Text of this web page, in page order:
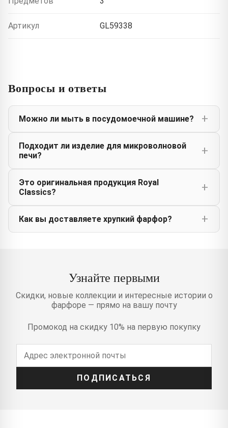
Артикул GL59338
Вопросы и ответы
Можно ли мыть в посудомоечной машине?
Подходит ли изделие для микроволновой
печи?
Это оригинальная продукция Royal
Classics?
Как вы доставляете хрупкий фарфор?
Узнайте первыми
Скидки, новые коллекции и интересные истории о
фарфоре — прямо на вашу почту
Промокод на скидку 10% на первую покупку
ПОДПИСАТЬСЯ